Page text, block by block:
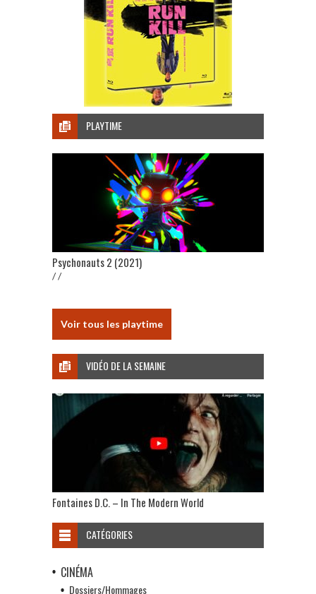
PLAYTIME
Psychonauts 2 (2021)
/ /
Voir tous les playtime
VIDÉO DE LA SEMAINE
Fontaines D.C. – In The Modern World
CATÉGORIES
CINÉMA
Dossiers/Hommages